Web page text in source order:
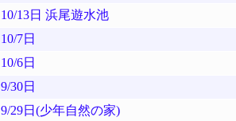
10/13日 浜尾遊水池
10/7日
10/6日
9/30日
9/29日(少年自然の家)